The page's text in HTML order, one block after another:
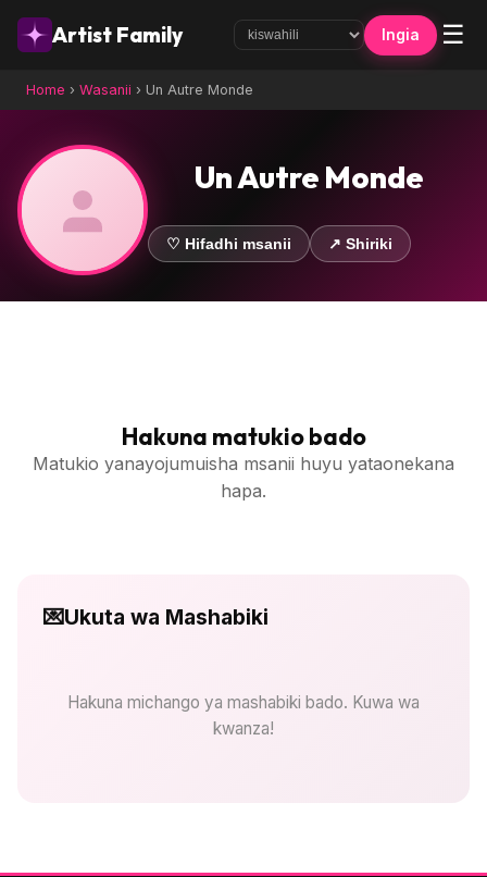
Artist Family Ingia ☰
Home › Wasanii › Un Autre Monde
Un Autre Monde
♡ Hifadhi msanii ↗ Shiriki
Hakuna matukio bado
Matukio yanayojumuisha msanii huyu yataonekana
hapa.
💌Ukuta wa Mashabiki
Hakuna michango ya mashabiki bado. Kuwa wa
kwanza!